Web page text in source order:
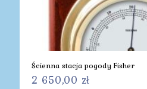
Ścienna stacja pogody Fisher
2 650,00 zł